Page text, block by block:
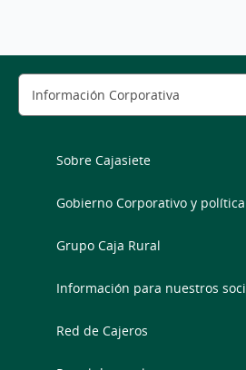
Sobre Cajasiete
Gobierno Corporativo y
Grupo Caja Rural
Información para nuestros
Red de Cajeros